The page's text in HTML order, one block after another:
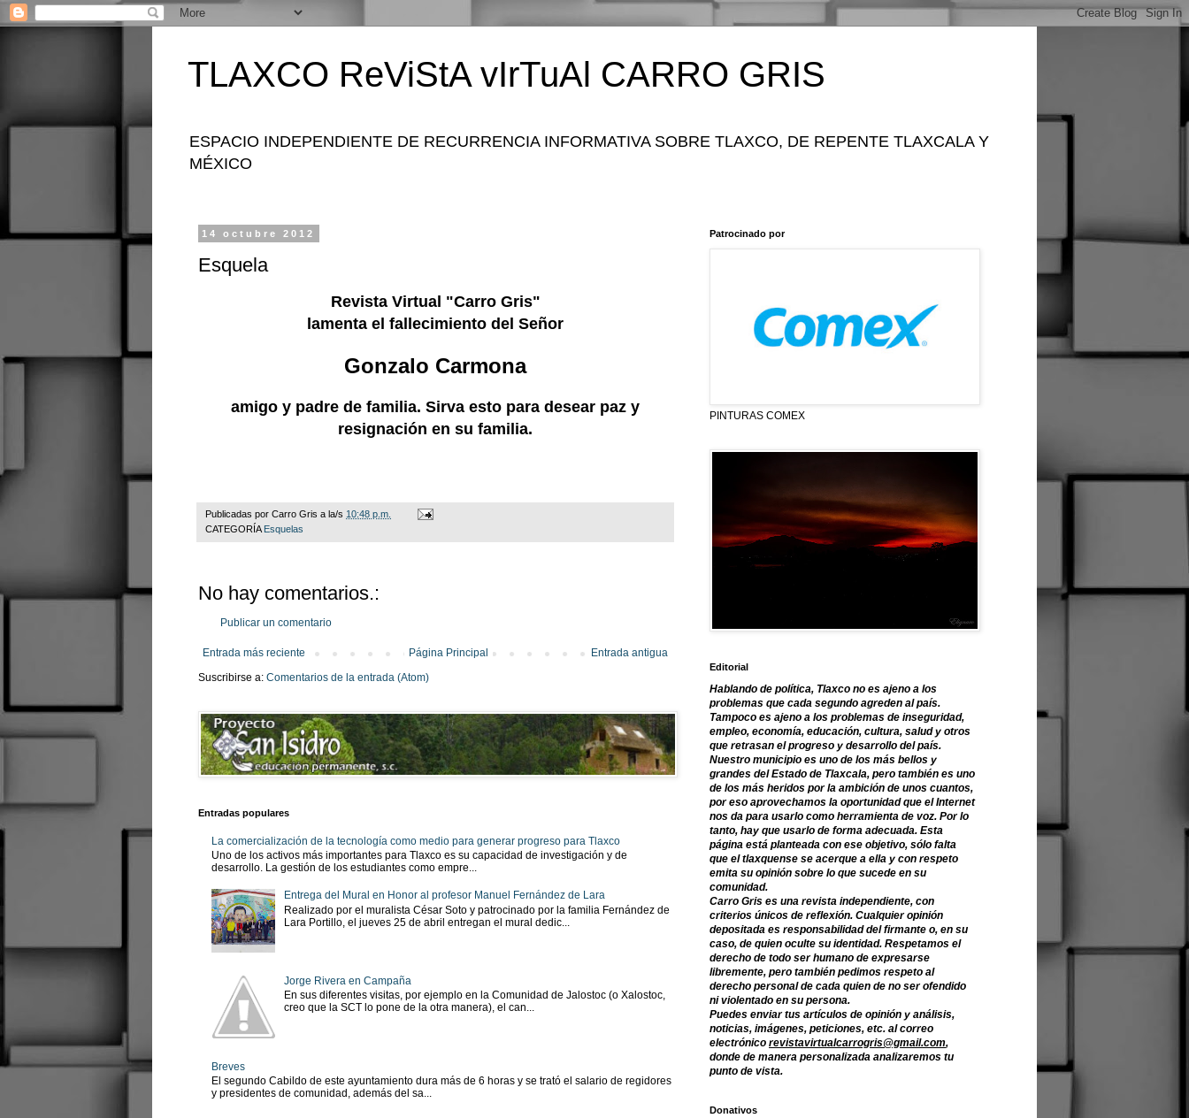
TLAXCO ReViStA vIrTuAl CARRO GRIS
ESPACIO INDEPENDIENTE DE RECURRENCIA INFORMATIVA SOBRE TLAXCO, DE REPENTE TLAXCALA Y
MÉXICO
14 octubre 2012
Esquela
Revista Virtual "Carro Gris"
lamenta el fallecimiento del Señor
Gonzalo Carmona
amigo y padre de familia. Sirva esto para desear paz y
resignación en su familia.
Publicadas por Carro Gris a la/s 10:48 p.m.
CATEGORÍA Esquelas
No hay comentarios.:
Publicar un comentario
Entrada más reciente Entrada antigua
Página Principal
Suscribirse a: Comentarios de la entrada (Atom)
Entradas populares
La comercialización de la tecnología como medio para generar progreso para Tlaxco
Uno de los activos más importantes para Tlaxco es su capacidad de investigación y de
desarrollo. La gestión de los estudiantes como empre...
Entrega del Mural en Honor al profesor Manuel Fernández de Lara
Realizado por el muralista César Soto y patrocinado por la familia Fernández de
Lara Portillo, el jueves 25 de abril entregan el mural dedic...
Jorge Rivera en Campaña
En sus diferentes visitas, por ejemplo en la Comunidad de Jalostoc (o Xalostoc,
creo que la SCT lo pone de la otra manera), el can...
Breves
El segundo Cabildo de este ayuntamiento dura más de 6 horas y se trató el salario de regidores
y presidentes de comunidad, además del sa...
Patrocinado por
PINTURAS COMEX
Editorial
Hablando de política, Tlaxco no es ajeno a los
problemas que cada segundo agreden al país.
Tampoco es ajeno a los problemas de inseguridad,
empleo, economía, educación, cultura, salud y otros
que retrasan el progreso y desarrollo del país.
Nuestro municipio es uno de los más bellos y
grandes del Estado de Tlaxcala, pero también es uno
de los más heridos por la ambición de unos cuantos,
por eso aprovechamos la oportunidad que el Internet
nos da para usarlo como herramienta de voz. Por lo
tanto, hay que usarlo de forma adecuada. Esta
página está planteada con ese objetivo, sólo falta
que el tlaxquense se acerque a ella y con respeto
emita su opinión sobre lo que sucede en su
comunidad.
Carro Gris es una revista independiente, con
criterios únicos de reflexión. Cualquier opinión
depositada es responsabilidad del firmante o, en su
caso, de quien oculte su identidad. Respetamos el
derecho de todo ser humano de expresarse
libremente, pero también pedimos respeto al
derecho personal de cada quien de no ser ofendido
ni violentado en su persona.
Puedes enviar tus artículos de opinión y análisis,
noticias, imágenes, peticiones, etc. al correo
electrónico revistavirtualcarrogris@gmail.com,
donde de manera personalizada analizaremos tu
punto de vista.
Donativos